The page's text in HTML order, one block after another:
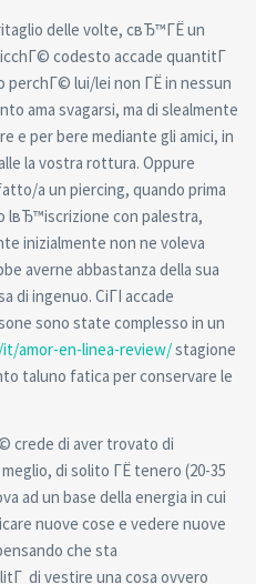
delle volte, cвЂ™ГЁ un
codesto accade quantitГ
perchГ© lui/lei non ГЁ in nessun
ama svagarsi, ma di slealmente
e per bere mediante gli amici, in
la vostra rottura. Oppure
a un piercing, quando prima
lвЂ™iscrizione con palestra,
inizialmente non ne voleva
averne abbastanza della sua
di ingenuo. CiГІ accade
sono state complesso in un
amor-en-linea-review/stagione
taluno fatica per conservare le
crede di aver trovato di
di solito ГЁ tenero (20-35
ad un base della energia in cui
nuove cose e vedere nuove
che sta
di vestire una cosa ovvero